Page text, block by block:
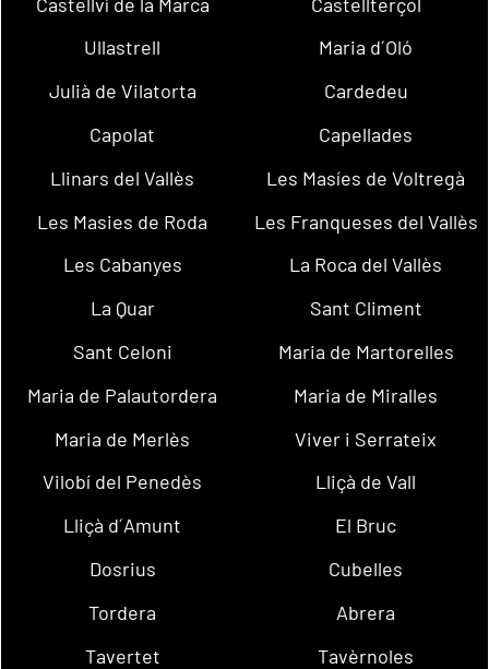
Ullastrell
Maria d´Oló
Julià de Vilatorta
Cardedeu
Capolat
Capellades
Llinars del Vallès
Les Masíes de Voltregà
Les Masies de Roda
Les Franqueses del Vallès
Les Cabanyes
La Roca del Vallès
La Quar
Sant Climent
Sant Celoni
Maria de Martorelles
Maria de Palautordera
Maria de Miralles
Maria de Merlès
Viver i Serrateix
Vilobí del Penedès
Lliçà de Vall
Lliçà d´Amunt
El Bruc
Dosrius
Cubelles
Tordera
Abrera
Tavertet
Tavèrnoles